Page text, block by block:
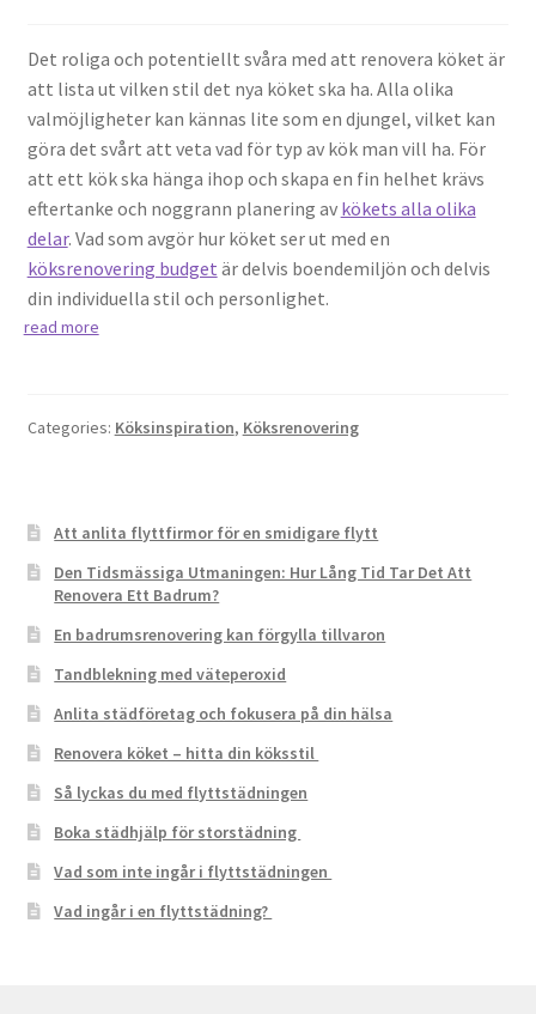
Det roliga och potentiellt svåra med att renovera köket är
att lista ut vilken stil det nya köket ska ha. Alla olika
valmöjligheter kan kännas lite som en djungel, vilket kan
göra det svårt att veta vad för typ av kök man vill ha. För
att ett kök ska hänga ihop och skapa en fin helhet krävs
eftertanke och noggrann planering av kökets alla olika
delar. Vad som avgör hur köket ser ut med en
köksrenovering budget är delvis boendemiljön och delvis
din individuella stil och personlighet.
read more
Categories: Köksinspiration, Köksrenovering
Att anlita flyttfirmor för en smidigare flytt
Den Tidsmässiga Utmaningen: Hur Lång Tid Tar Det Att
Renovera Ett Badrum?
En badrumsrenovering kan förgylla tillvaron
Tandblekning med väteperoxid
Anlita städföretag och fokusera på din hälsa
Renovera köket – hitta din köksstil
Så lyckas du med flyttstädningen
Boka städhjälp för storstädning
Vad som inte ingår i flyttstädningen
Vad ingår i en flyttstädning?